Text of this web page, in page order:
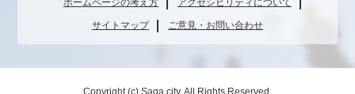
ホームページの考え方 アクセシビリティについて
サイトマップ ご意見・お問い合わせ